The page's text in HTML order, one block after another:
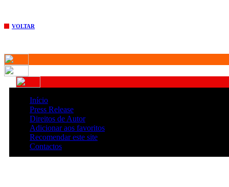
VOLTAR
Início
Press Release
Direitos de Autor
Adicionar aos favoritos
Recomendar este site
Contactos